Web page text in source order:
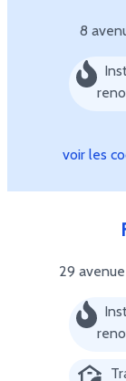
8
voir les
29